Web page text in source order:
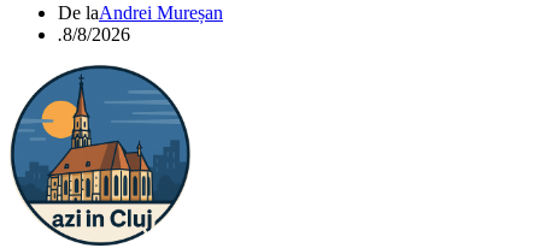
De laAndrei Mureșan
.8/8/2026